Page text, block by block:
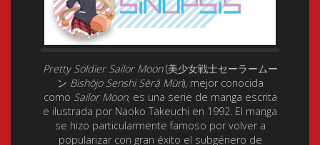
Pretty Soldier Sailor Moon(美少女戦士セーラームー
ン Bishōjo Senshi Sērā Mūn), mejor conocida
como Sailor Moon, es una serie de manga escrita
e ilustrada por Naoko Takeuchi en 1992. El manga
se hizo particularmente famoso por volver a
popularizar con gran éxito el subgénero de